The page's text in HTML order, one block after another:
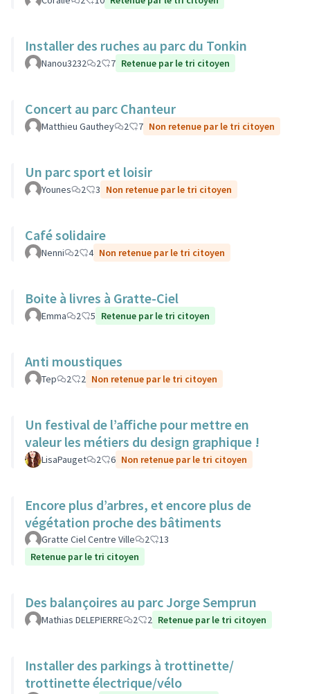
Installer des ruches au parc du Tonkin
Nanou3232 2 7 Retenue par le tri citoyen
Concert au parc Chanteur
Matthieu Gauthey 2 7 Non retenue par le tri citoyen
Un parc sport et loisir
Younes 2 3 Non retenue par le tri citoyen
Café solidaire
Nenni 2 4 Non retenue par le tri citoyen
Boite à livres à Gratte-Ciel
Emma 2 5 Retenue par le tri citoyen
Anti moustiques
Tep 2 2 Non retenue par le tri citoyen
Un festival de l’affiche pour mettre en
valeur les métiers du design graphique !
LisaPauget 2 6 Non retenue par le tri citoyen
Encore plus d’arbres, et encore plus de
végétation proche des bâtiments
Gratte Ciel Centre Ville 2
13
Retenue par le tri citoyen
Des balançoires au parc Jorge Semprun
Mathias DELEPIERRE 2 2 Retenue par le tri citoyen
Installer des parkings à trottinette/
trottinette électrique/vélo